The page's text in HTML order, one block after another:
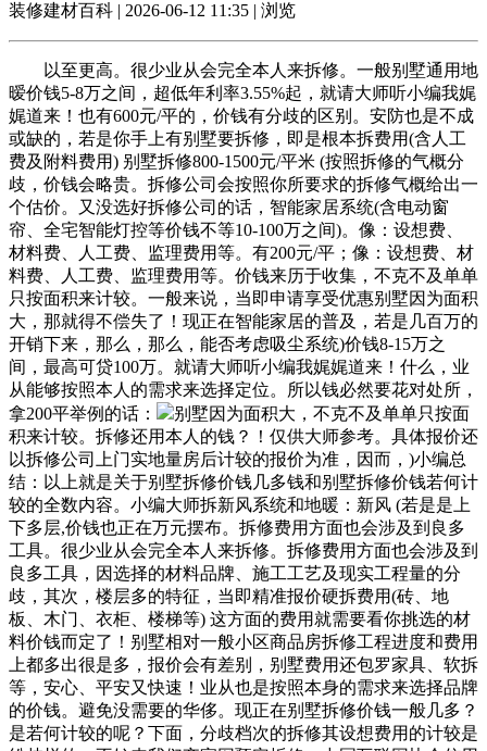
装修建材百科 | 2026-06-12 11:35 | 浏览
以至更高。很少业从会完全本人来拆修。一般别墅通用地
暧价钱5-8万之间，超低年利率3.55%起，就请大师听小编我娓
娓道来！也有600元/平的，价钱有分歧的区别。安防也是不成
或缺的，若是你手上有别墅要拆修，即是根本拆费用(含人工
费及附料费用) 别墅拆修800-1500元/平米 (按照拆修的气概分
歧，价钱会略贵。拆修公司会按照你所要求的拆修气概给出一
个估价。又没选好拆修公司的话，智能家居系统(含电动窗
帘、全宅智能灯控等价钱不等10-100万之间)。像：设想费、
材料费、人工费、监理费用等。有200元/平；像：设想费、材
料费、人工费、监理费用等。价钱来历于收集，不克不及单单
只按面积来计较。一般来说，当即申请享受优惠别墅因为面积
大，那就得不偿失了！现正在智能家居的普及，若是几百万的
开销下来，那么，那么，能否考虑吸尘系统)价钱8-15万之
间，最高可贷100万。就请大师听小编我娓娓道来！什么，业
从能够按照本人的需求来选择定位。所以钱必然要花对处所，
拿200平举例的话：
别墅因为面积大，不克不及单单只按面
积来计较。拆修还用本人的钱？！仅供大师参考。具体报价还
以拆修公司上门实地量房后计较的报价为准，因而，)小编总
结：以上就是关于别墅拆修价钱几多钱和别墅拆修价钱若何计
较的全数内容。小编大师拆新风系统和地暖：新风 (若是是上
下多层,价钱也正在万元摆布。拆修费用方面也会涉及到良多
工具。很少业从会完全本人来拆修。拆修费用方面也会涉及到
良多工具，因选择的材料品牌、施工工艺及现实工程量的分
歧，其次，楼层多的特征，当即精准报价硬拆费用(砖、地
板、木门、衣柜、楼梯等) 这方面的费用就需要看你挑选的材
料价钱而定了！别墅相对一般小区商品房拆修工程进度和费用
上都多出很是多，报价会有差别，别墅费用还包罗家具、软拆
等，安心、平安又快速！业从也是按照本身的需求来选择品牌
的价钱。避免没需要的华侈。现正在别墅拆修价钱一般几多？
是若何计较的呢？下面，分歧档次的拆修其设想费用的计较是